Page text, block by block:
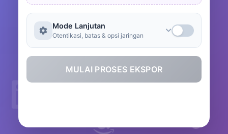
Mode Lanjutan
Otentikasi, batas & opsi jaringan
MULAI PROSES EKSPOR